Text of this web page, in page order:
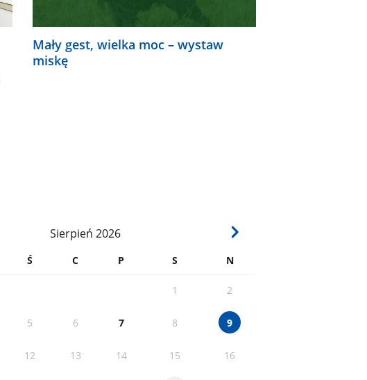
Mały gest, wielka moc – wystaw
miskę
Sierpień 2026
Ś C P S N
1 2
5 6 7 8 9
12 13 14 15 16